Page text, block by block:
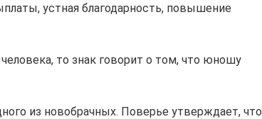
устная благодарность, повышение
то знак говорит о том, что юношу
из новобрачных. Поверье утверждает, что